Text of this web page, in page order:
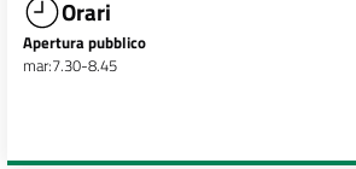
Orari
Apertura pubblico
mar:7.30-8.45